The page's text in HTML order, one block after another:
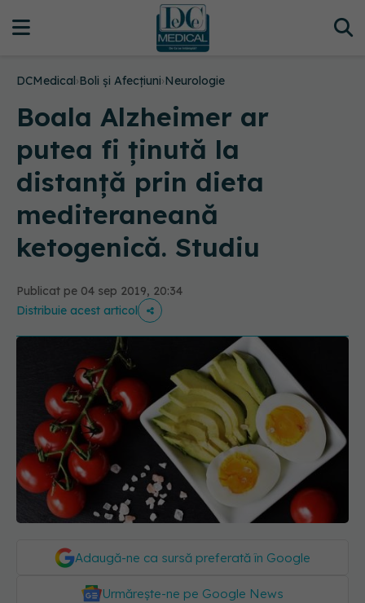
DCMedical›Boli și Afecțiuni›Neurologie
Boala Alzheimer ar
putea fi ţinută la
distanţă prin dieta
mediteraneană
ketogenică. Studiu
Publicat pe 04 sep 2019, 20:34
Distribuie acest articol
Adaugă-ne ca sursă preferată în Google
Urmărește-ne pe Google News